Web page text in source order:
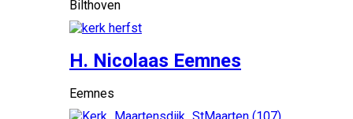
Bilthoven
H. Nicolaas Eemnes
Eemnes